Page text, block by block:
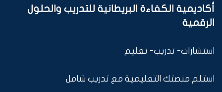
تسجيل / اشتراك
أكاديمية الكفاءة البريطانية للتدريب والحلول
الرقمية
استشارات- تدريب- تعليم
استلم منصتك التعليمية مع تدريب شامل